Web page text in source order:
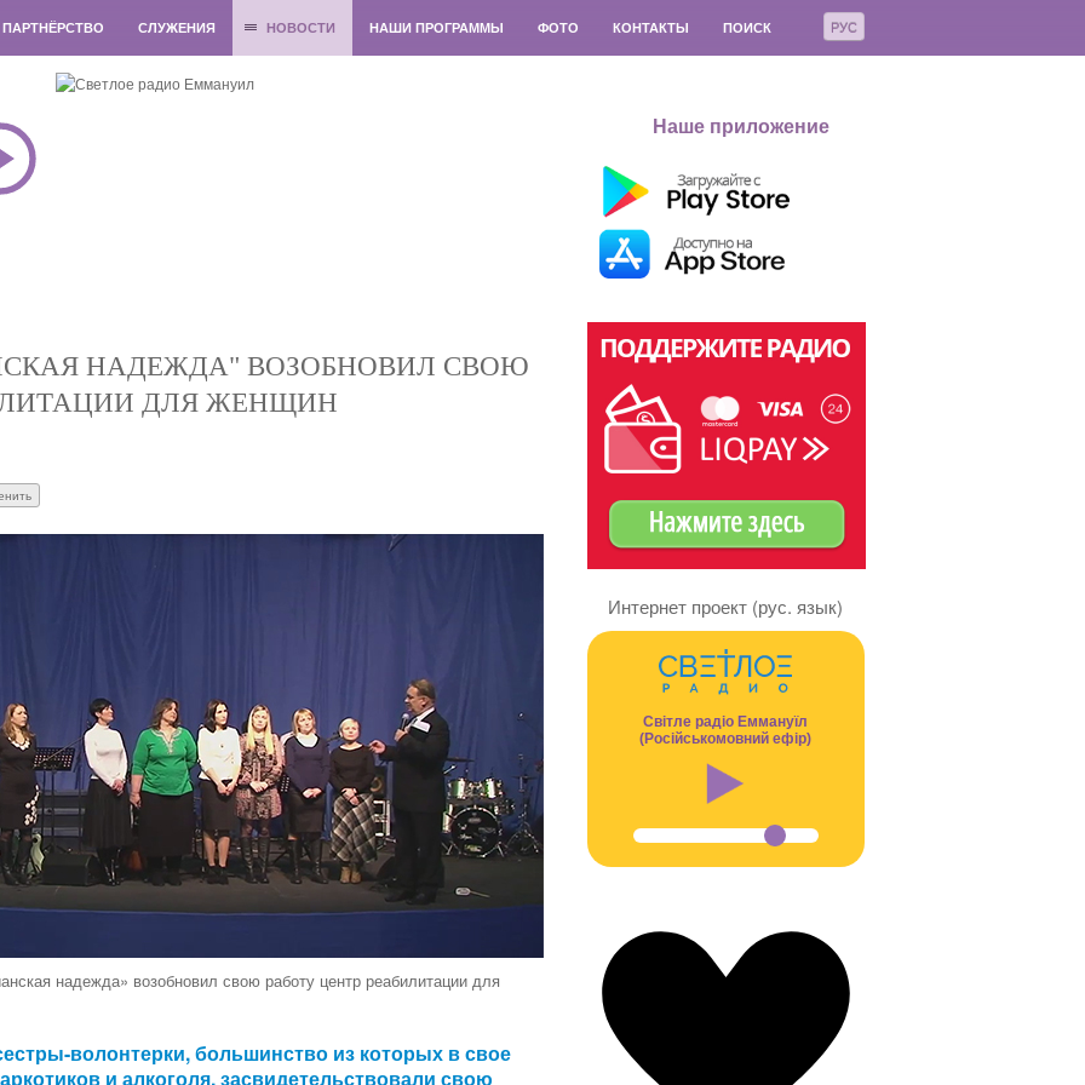
РУС
ПАРТНЁРСТВО СЛУЖЕНИЯ НОВОСТИ НАШИ ПРОГРАММЫ ФОТО КОНТАКТЫ ПОИСК
Наше приложение
НАДЕЖДА" ВОЗОБНОВИЛ СВОЮ
ДЛЯ ЖЕНЩИН
надежда» возобновил свою работу центр реабилитации для
волонтерки, большинство из которых в свое
и алкоголя, засвидетельствовали свою
Интернет проект (рус. язык)
Світле радіо Еммануїл
(Російськомовний ефір)